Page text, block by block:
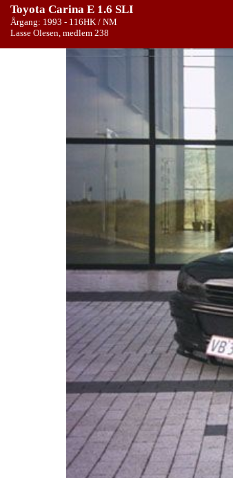
Toyota Carina E 1.6 SLI
Årgang: 1993 - 116HK / NM
Lasse Olesen, medlem 238